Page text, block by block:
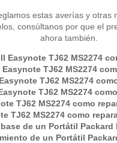
estas averías y otras
consúltanos por que el
ahora también.
Easynote TJ62 MS2274
TJ62 MS2274
TJ62 MS2274
TJ62 MS2274
TJ62 MS2274 como
TJ62 MS2274 como
de un Portátil Packard
de un Portátil